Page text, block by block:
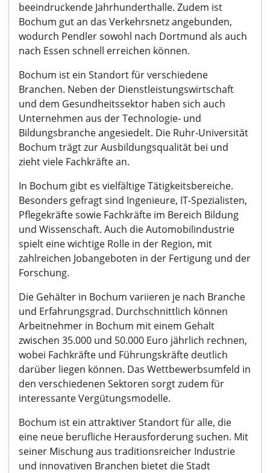
beeindruckende Jahrhunderthalle. Zudem ist
Bochum gut an das Verkehrsnetz angebunden,
wodurch Pendler sowohl nach Dortmund als auch
nach Essen schnell erreichen können.
Bochum ist ein Standort für verschiedene
Branchen. Neben der Dienstleistungswirtschaft
und dem Gesundheitssektor haben sich auch
Unternehmen aus der Technologie- und
Bildungsbranche angesiedelt. Die Ruhr-Universität
Bochum trägt zur Ausbildungsqualität bei und
zieht viele Fachkräfte an.
In Bochum gibt es vielfältige Tätigkeitsbereiche.
Besonders gefragt sind Ingenieure, IT-Spezialisten,
Pflegekräfte sowie Fachkräfte im Bereich Bildung
und Wissenschaft. Auch die Automobilindustrie
spielt eine wichtige Rolle in der Region, mit
zahlreichen Jobangeboten in der Fertigung und der
Forschung.
Die Gehälter in Bochum variieren je nach Branche
und Erfahrungsgrad. Durchschnittlich können
Arbeitnehmer in Bochum mit einem Gehalt
zwischen 35.000 und 50.000 Euro jährlich rechnen,
wobei Fachkräfte und Führungskräfte deutlich
darüber liegen können. Das Wettbewerbsumfeld in
den verschiedenen Sektoren sorgt zudem für
interessante Vergütungsmodelle.
Bochum ist ein attraktiver Standort für alle, die
eine neue berufliche Herausforderung suchen. Mit
seiner Mischung aus traditionsreicher Industrie
und innovativen Branchen bietet die Stadt